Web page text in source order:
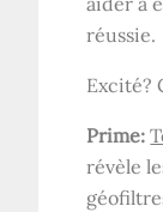
réussie.
Excité?
Prime:
révèle